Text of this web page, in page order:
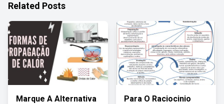
Related Posts
Marque A Alternativa
Para O Raciocinio